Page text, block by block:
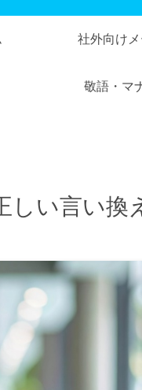
社外向け
敬語・マ
しい言い換